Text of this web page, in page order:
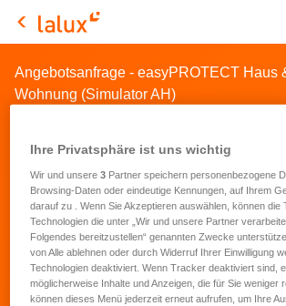
LALUX Assurances
Angebotsanfrage - easyPROTECT Haus
Wohnung (Simulator AH)
Angebotsanfrage für eine
Hausrat- und
Wohnungsversicherung
Ihre Privatsphäre ist uns wichtig
Wir und unsere3 Partner speichern personenbezogene
Browsing-Daten oder eindeutige Kennungen, auf Ihrem
darauf zu . Wenn Sie Akzeptieren auswählen, können die
Technologien die unter „Wir und unsere Partner
Folgendes bereitzustellen“ genannten Zwecke
von Alle ablehnen oder durch Widerruf Ihrer Einwilligung
Technologien deaktiviert. Wenn Tracker deaktiviert sind,
möglicherweise Inhalte und Anzeigen, die für Sie weniger
können dieses Menü jederzeit erneut aufrufen, um Ihre